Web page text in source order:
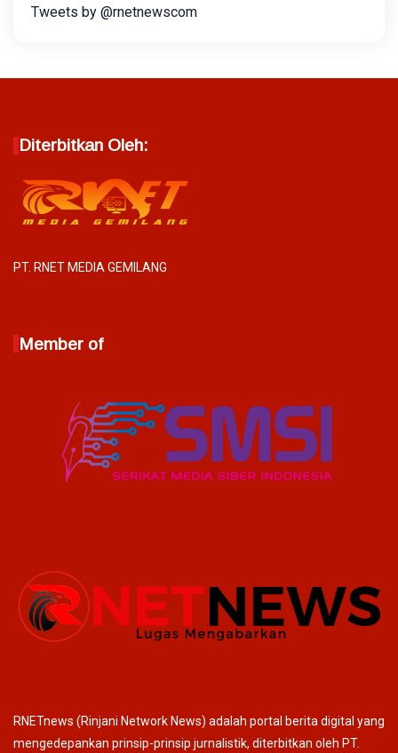
Tweets by @rnetnewscom
Diterbitkan Oleh:
PT. RNET MEDIA GEMILANG
Member of
RNETnews (Rinjani Network News) adalah portal berita digital yang
mengedepankan prinsip-prinsip jurnalistik, diterbitkan oleh PT.